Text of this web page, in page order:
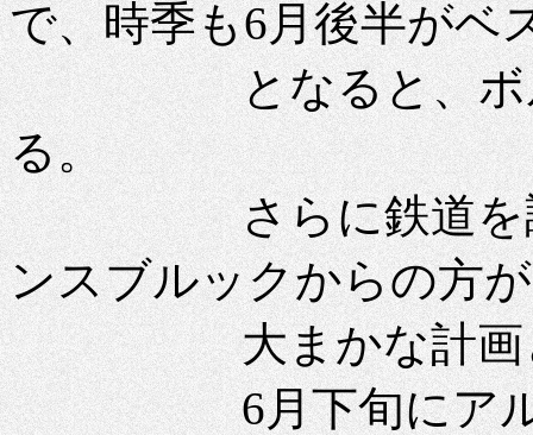
で、時季も6月後半がベ
となると、ボルツ
る。
さらに鉄道を調べ
ンスブルックからの方
大まかな計画と
6月下旬にアルペ